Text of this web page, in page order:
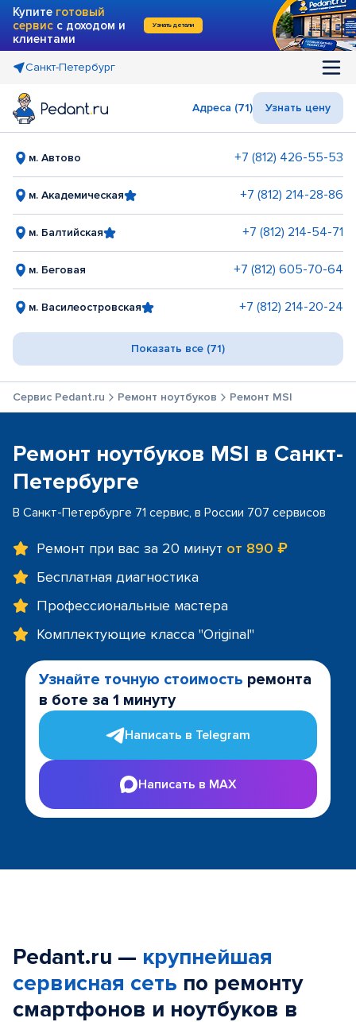
Купите готовый
сервис с доходом и
клиентами
Узнать детали
Санкт-Петербург
Адреса (71) Узнать цену
м. Автово +7 (812) 426-55-53
м. Академическая +7 (812) 214-28-86
м. Балтийская +7 (812) 214-54-71
м. Беговая +7 (812) 605-70-64
м. Василеостровская +7 (812) 214-20-24
Показать все (71)
Сервис Pedant.ru Ремонт ноутбуков Ремонт MSI
Ремонт ноутбуков MSI в Санкт-
Петербурге
В Санкт-Петербурге 71 сервис, в России 707 сервисов
Ремонт при вас за 20 минут от 890 ₽
Бесплатная диагностика
Профессиональные мастера
Комплектующие класса "Original"
Узнайте точную стоимость ремонта
в боте за 1 минуту
Написать в Telegram
Написать в MAX
Pedant.ru — крупнейшая
сервисная сеть по ремонту
смартфонов и ноутбуков в